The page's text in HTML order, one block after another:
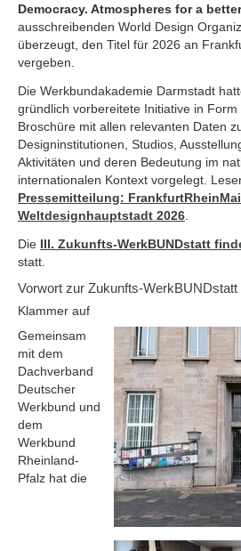
Democracy. Atmospheres for a
ausschreibenden World Design
überzeugt, den Titel für 2026 an
vergeben.
Die Werkbundakademie Darmstadt
gründlich vorbereitete Initiative in
Broschüre mit allen relevanten Daten
Designinstitutionen, Studios,
Aktivitäten und deren Bedeutung im
internationalen Kontext vorgelegt.
Pressemitteilung:
Weltdesignhauptstadt 2026
Die III. Zukunfts-WerkBUNDstatt
statt.
Vorwort zur Zukunfts-WerkBUNDstatt
Klammer auf
Gemeinsam
mit dem
Dachverband
Deutscher
Werkbund und
dem
Werkbund
Rheinland-
Pfalz hat die